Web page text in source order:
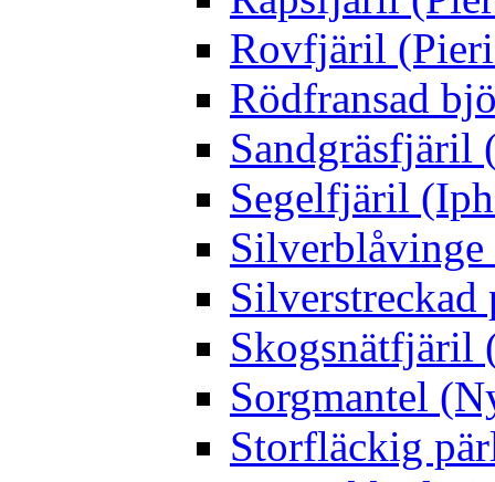
Rovfjäril
Rödfransad
Sandgräsfjäril
Segelfjäril
Silverblåvinge
Skogsnätfjäril
Sorgmantel
Storfläckig